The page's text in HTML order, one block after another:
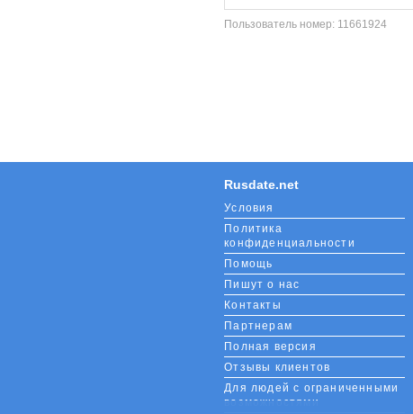
Пользователь номер: 11661924
Rusdate.net
Условия
Политика
конфиденциальности
Помощь
Пишут о нас
Контакты
Партнерам
Полная версия
Отзывы клиентов
Для людей с ограниченными
возможностями